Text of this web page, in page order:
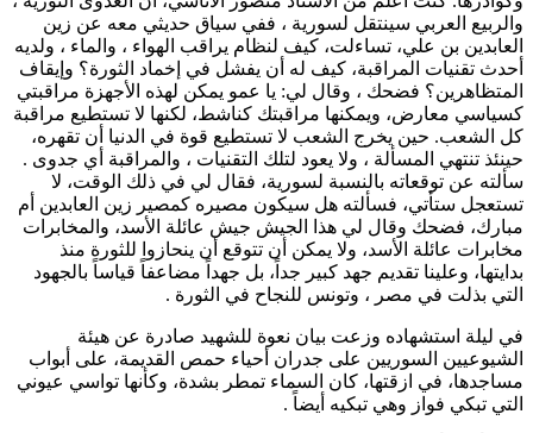
والربيع العربي سينتقل لسورية ، ففي سياق حديثي معه عن زين
العابدين بن علي، تساءلت، كيف لنظام يراقب الهواء ، والماء ، ولديه
أحدث تقنيات المراقبة، كيف له أن يفشل في إخماد الثورة؟ وإيقاف
المتظاهرين؟ فضحك ، وقال لي: يا عمو يمكن لهذه الأجهزة مراقبتي
كسياسي معارض، ويمكنها مراقبتك كناشط، لكنها لا تستطيع مراقبة
كل الشعب. حين يخرج الشعب لا تستطيع قوة في الدنيا أن تقهره،
حينئذ تنتهي المسألة ، ولا يعود لتلك التقنيات ، والمراقبة أي جدوى .
سألته عن توقعاته بالنسبة لسورية، فقال لي في ذلك الوقت، لا
تستعجل ستأتي، فسألته هل سيكون مصيره كمصير زين العابدين أم
مبارك، فضحك وقال لي هذا الجيش جيش عائلة الأسد، والمخابرات
مخابرات عائلة الأسد، ولا يمكن أن تتوقع أن ينحازوا للثورة منذ
بدايتها، وعلينا تقديم جهد كبير جداً، بل جهداً مضاعفاً قياساً بالجهود
التي بذلت في مصر ، وتونس للنجاح في الثورة .
في ليلة استشهاده وزعت بيان نعوة للشهيد صادرة عن هيئة
الشيوعيين السوريين على جدران أحياء حمص القديمة، على أبواب
مساجدها، في ازقتها، كان السماء تمطر بشدة، وكأنها تواسي عيوني
التي تبكي فواز وهي تبكيه أيضاً .